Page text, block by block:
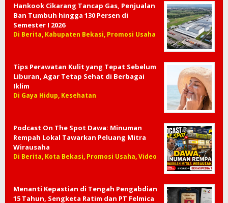
Hankook Cikarang Tancap Gas, Penjualan
Ban Tumbuh hingga 130 Persen di
Semester I 2026
Di Berita, Kabupaten Bekasi, Promosi Usaha
Tips Perawatan Kulit yang Tepat Sebelum
Liburan, Agar Tetap Sehat di Berbagai
Iklim
Di Gaya Hidup, Kesehatan
Podcast On The Spot Dawa: Minuman
Rempah Lokal Tawarkan Peluang Mitra
Wirausaha
Di Berita, Kota Bekasi, Promosi Usaha, Video
Menanti Kepastian di Tengah Pengabdian
15 Tahun, Sengketa Ratim dan PT Felmica